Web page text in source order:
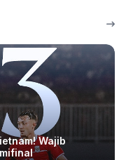
Wajib